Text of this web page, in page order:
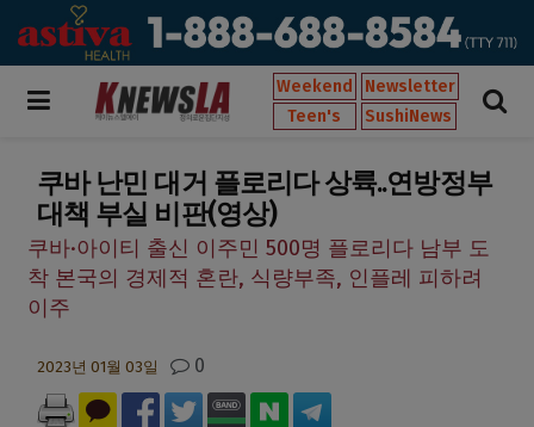
Weekend
Newsletter
Teen's
SushiNews
쿠바 난민 대거 플로리다 상륙..연방정부
대책 부실 비판(영상)
쿠바·아이티 출신 이주민 500명 플로리다 남부 도
착 본국의 경제적 혼란, 식량부족, 인플레 피하려
이주
2023년 01월 03일 0